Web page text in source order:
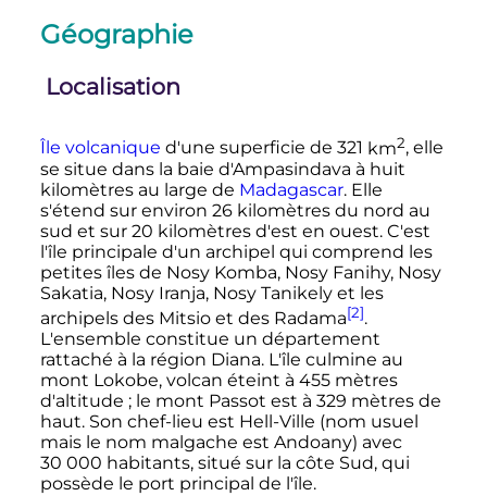
Géographie
Localisation
Île volcanique d'une superficie de 321 km2, elle
se situe dans la baie d'Ampasindava à huit
kilomètres au large de Madagascar. Elle
s'étend sur environ 26 kilomètresdu nord au
sud et sur 20 kilomètresd'est en ouest. C'est
l'île principale d'un archipel qui comprend les
petites îles de Nosy Komba, Nosy Fanihy, Nosy
Sakatia, Nosy Iranja, Nosy Tanikely et les
archipels des Mitsio et des Radama[2].
L'ensemble constitue un département
rattaché à la région Diana. L'île culmine au
mont Lokobe, volcan éteint à 455 mètres
d'altitude ; le mont Passot est à 329 mètresde
haut. Son chef-lieu est Hell-Ville (nom usuel
mais le nom malgache est Andoany) avec
30 000 habitants, situé sur la côte Sud, qui
possède le port principal de l'île.